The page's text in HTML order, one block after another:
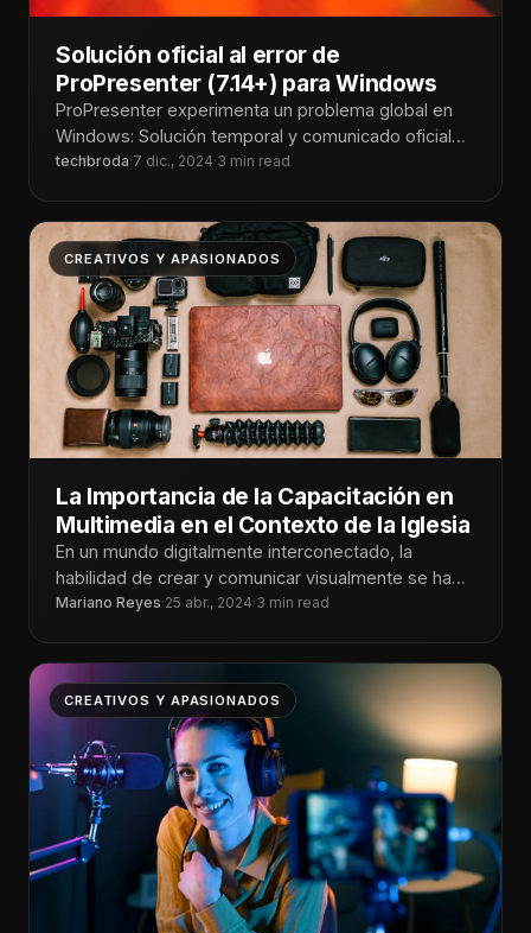
Solución oficial al error de
ProPresenter (7.14+) para Windows
ProPresenter experimenta un problema global en
Windows: Solución temporal y comunicado oficial
En Tecnoiglesia, somos conscientes del impacto
techbroda·7 dic., 2024·3 min read
CREATIVOS Y APASIONADOS
La Importancia de la Capacitación en
Multimedia en el Contexto de la Iglesia
En un mundo digitalmente interconectado, la
habilidad de crear y comunicar visualmente se ha
vuelto esencial en casi todos los
Mariano Reyes·25 abr., 2024·3 min read
CREATIVOS Y APASIONADOS